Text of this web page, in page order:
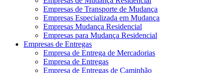
Empresas de Transporte de Mudança
Empresas Especializada em Mudança
Empresas Mudança Residencial
Empresas para Mudança Residencial
Empresas de Entregas
Empresa de Entrega de Mercadorias
Empresa de Entregas
Empresa de Entregas de Caminhão